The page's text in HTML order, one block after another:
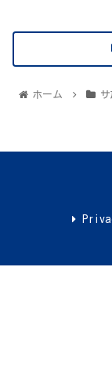
ホーム サ